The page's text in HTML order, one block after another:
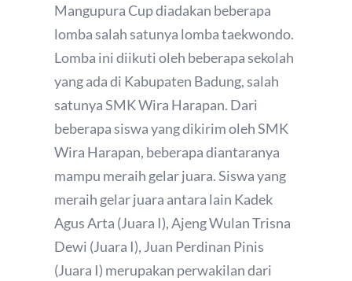
Mangupura Cup diadakan beberapa
lomba salah satunya lomba taekwondo.
Lomba ini diikuti oleh beberapa sekolah
yang ada di Kabupaten Badung, salah
satunya SMK Wira Harapan. Dari
beberapa siswa yang dikirim oleh SMK
Wira Harapan, beberapa diantaranya
mampu meraih gelar juara. Siswa yang
meraih gelar juara antara lain Kadek
Agus Arta (Juara I), Ajeng Wulan Trisna
Dewi (Juara I), Juan Perdinan Pinis
(Juara I) merupakan perwakilan dari